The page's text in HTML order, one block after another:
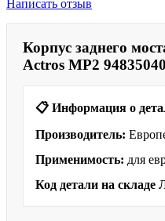
Написать отзыв
Корпус заднего
Actros MP2
📋 Информация о
Производитель:
Применимость: для
Код детали на складе